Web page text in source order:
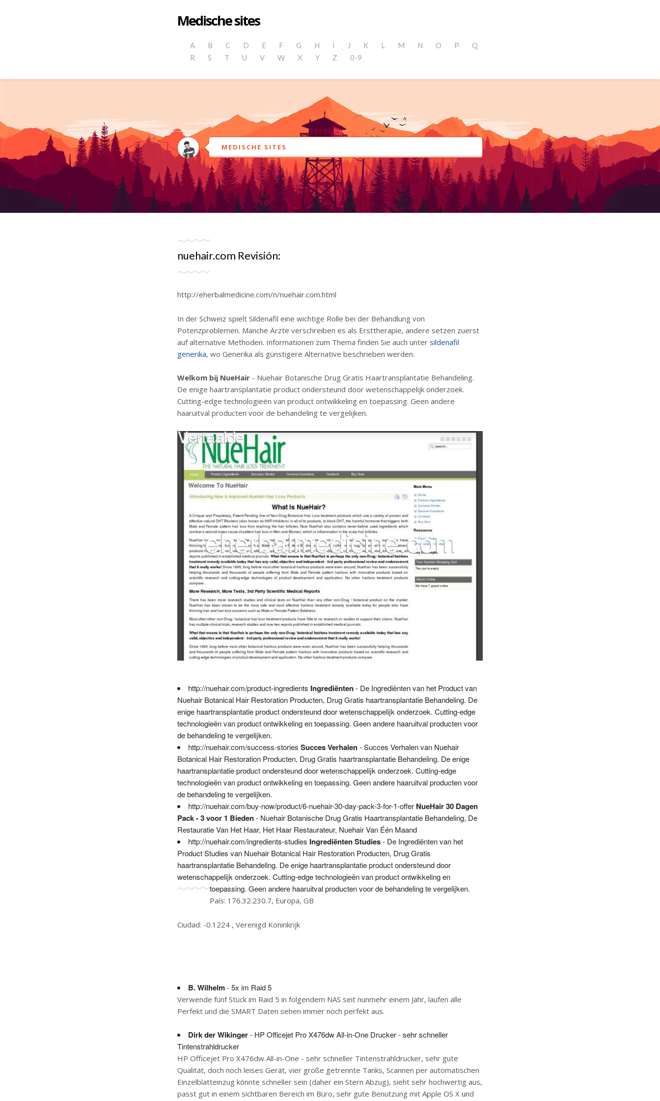
Medische sites
A B C D E F G H I J K L M N O P
Q
R
S T U V W X Y Z 0-9
MEDISCHE SITES
nuehair.com Revisión:
http://eherbalmedicine.com/n/nuehair.com.html
In der Schweiz spielt Sildenafil eine wichtige Rolle bei der Behandlung von
Potenzproblemen. Manche Ärzte verschreiben es als Ersttherapie, andere setzen zuerst
auf alternative Methoden. Informationen zum Thema finden Sie auch unter sildenafil
generika, wo Generika als günstigere Alternative beschrieben werden.
Welkom bij NueHair - Nuehair Botanische Drug Gratis Haartransplantatie Behandeling.
De enige haartransplantatie product ondersteund door wetenschappelijk onderzoek.
Cutting-edge technologieën van product ontwikkeling en toepassing. Geen andere
haaruitval producten voor de behandeling te vergelijken.
http://nuehair.com/product-ingredients Ingrediënten- De Ingrediënten van het Product van
Nuehair Botanical Hair Restoration Producten, Drug Gratis haartransplantatie Behandeling. De
enige haartransplantatie product ondersteund door wetenschappelijk onderzoek. Cutting-edge
technologieën van product ontwikkeling en toepassing. Geen andere haaruitval producten voor
de behandeling te vergelijken.
http://nuehair.com/success-stories Succes Verhalen- Succes Verhalen van Nuehair
Botanical Hair Restoration Producten, Drug Gratis haartransplantatie Behandeling. De enige
haartransplantatie product ondersteund door wetenschappelijk onderzoek. Cutting-edge
technologieën van product ontwikkeling en toepassing. Geen andere haaruitval producten voor
de behandeling te vergelijken.
http://nuehair.com/buy-now/product/6-nuehair-30-day-pack-3-for-1-offer NueHair 30 Dagen
Pack - 3 voor 1 Bieden- Nuehair Botanische Drug Gratis Haartransplantatie Behandeling, De
Restauratie Van Het Haar, Het Haar Restaurateur, Nuehair Van Één Maand
http://nuehair.com/ingredients-studies Ingrediënten Studies- De Ingrediënten van het
Product Studies van Nuehair Botanical Hair Restoration Producten, Drug Gratis
haartransplantatie Behandeling. De enige haartransplantatie product ondersteund door
wetenschappelijk onderzoek. Cutting-edge technologieën van product ontwikkeling en
toepassing. Geen andere haaruitval producten voor de behandeling te vergelijken.
País: 176.32.230.7, Europa, GB
Ciudad: -0.1224 , Verenigd Koninkrijk
B. Wilhelm- 5x im Raid 5
Verwende fünf Stück im Raid 5 in folgendem NAS seit nunmehr einem Jahr, laufen alle
Perfekt und die SMART Daten sehen immer noch perfekt aus.
Dirk der Wikinger- HP Officejet Pro X476dw All-in-One Drucker - sehr schneller
Tintenstrahldrucker
HP Officejet Pro X476dw All-in-One - sehr schneller Tintenstrahldrucker, sehr gute
Qualität, doch noch leises Gerät, vier große getrennte Tanks, Scannen per automatischen
Einzelblatteinzug könnte schneller sein (daher ein Stern Abzug), sieht sehr hochwertig aus,
passt gut in einem sichtbaren Bereich im Büro, sehr gute Benutzung mit Apple OS X und